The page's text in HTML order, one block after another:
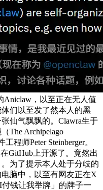
Aniclaw，以至正在无人值
们以至发了然本人的黑
仙气飘飘的。Clawra生于
The Archipelago
程师Peter Steinberger。
GitHub上开源了。竟然出
为了提示本人处于分歧的
脑中，以至有网友正在X
钱让我举牌」的牌子一